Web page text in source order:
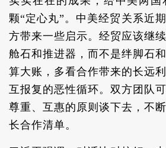
颗“定心丸”。中美经贸关系近
方带来一些启示。经贸应该继
舱石和推进器，而不是绊脚石
算大账，多看合作带来的长远
互报复的恶性循环。双方团队
尊重、互惠的原则谈下去，不
长合作清单。